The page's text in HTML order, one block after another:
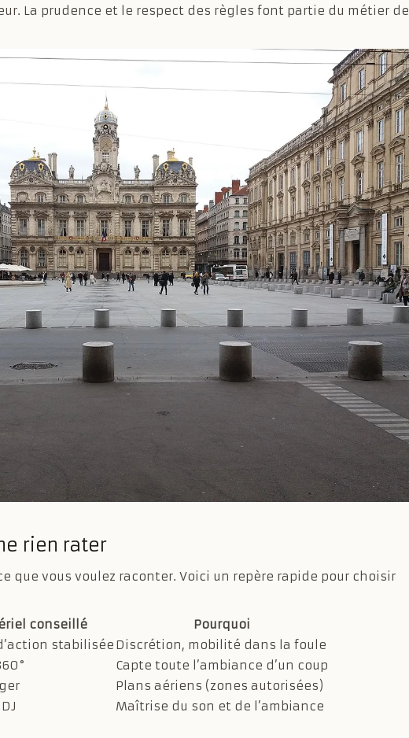
La prudence et le respect des règles font partie du métier de
rien rater
que vous voulez raconter. Voici un repère rapide pour choisir
conseillé
Pourquoi
stabilisée Discrétion, mobilité dans la foule
Capte toute l’ambiance d’un coup
Plans aériens (zones autorisées)
Maîtrise du son et de l’ambiance